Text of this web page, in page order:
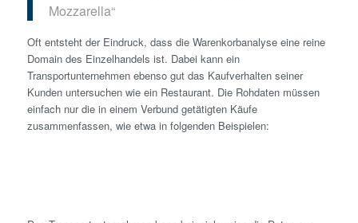
Mozzarella“
Oft entsteht der Eindruck, dass die Warenkorbanalyse eine reine
Domain des Einzelhandels ist. Dabei kann ein
Transportunternehmen ebenso gut das Kaufverhalten seiner
Kunden untersuchen wie ein Restaurant. Die Rohdaten müssen
einfach nur die in einem Verbund getätigten Käufe
zusammenfassen, wie etwa in folgenden Beispielen: